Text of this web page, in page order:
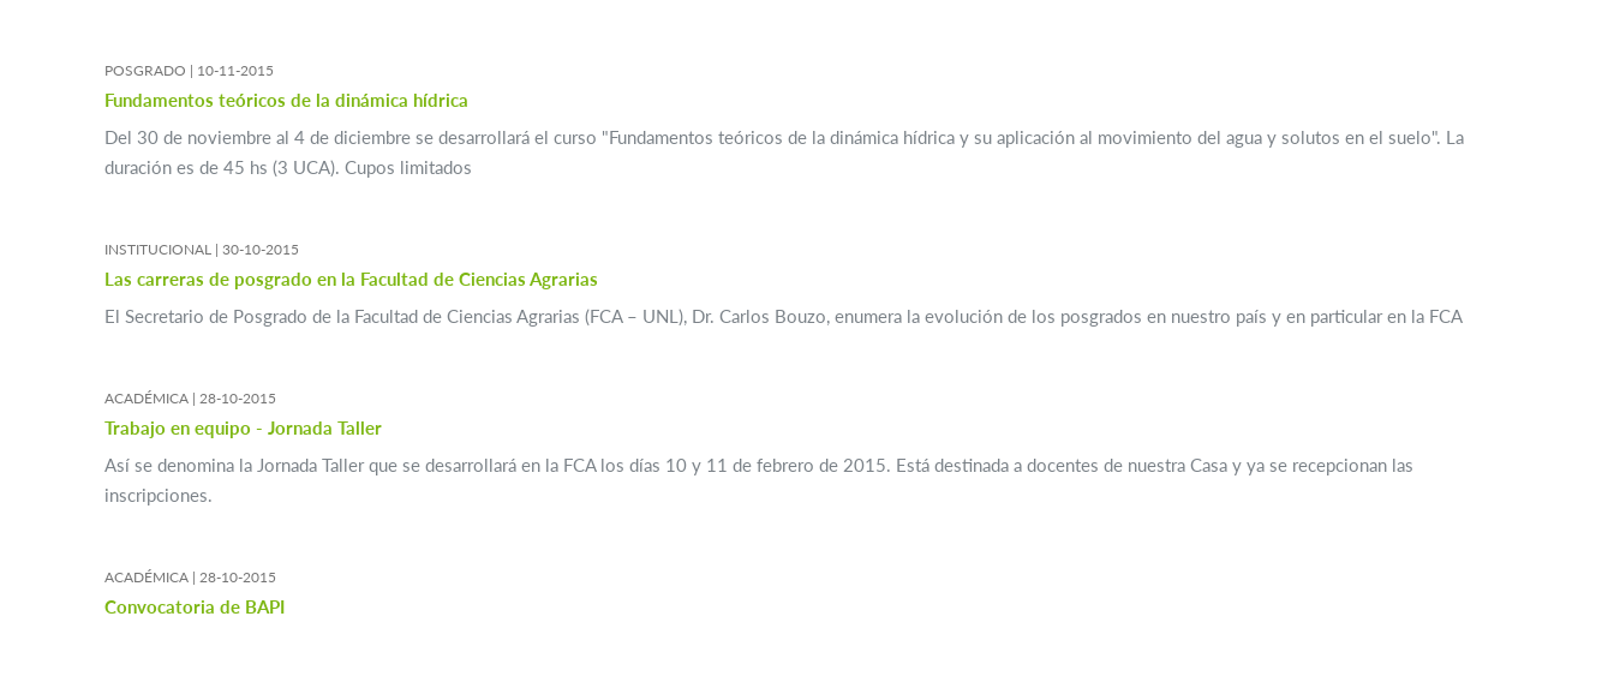
POSGRADO | 10-11-2015
Fundamentos teóricos de la dinámica hídrica
Del 30 de noviembre al 4 de diciembre se desarrollará el curso "Fundamentos teóricos de la dinámica hídrica y su aplicación al movimiento del agua y solutos en el suelo". La
duración es de 45 hs (3 UCA). Cupos limitados
INSTITUCIONAL | 30-10-2015
Las carreras de posgrado en la Facultad de Ciencias Agrarias
El Secretario de Posgrado de la Facultad de Ciencias Agrarias (FCA – UNL), Dr. Carlos Bouzo, enumera la evolución de los posgrados en nuestro país y en particular en la FCA
ACADÉMICA | 28-10-2015
Trabajo en equipo - Jornada Taller
Así se denomina la Jornada Taller que se desarrollará en la FCA los días 10 y 11 de febrero de 2015. Está destinada a docentes de nuestra Casa y ya se recepcionan las
inscripciones.
ACADÉMICA | 28-10-2015
Convocatoria de BAPI